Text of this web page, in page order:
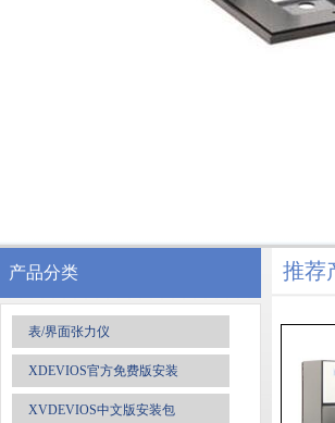
产品分类
表/界面张力仪
XDEVIOS官方免费版安装
XVDEVIOS中文版安装包
推荐